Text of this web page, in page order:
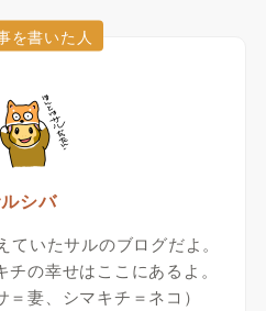
を書いた人
シバ
いたサルのブログだよ。
の幸せはここにあるよ。
＝妻、シマキチ＝ネコ）